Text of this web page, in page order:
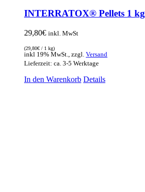
INTERRATOX® Pellets 1 kg
29,80€ inkl. MwSt
(29,80€ / 1 kg)
inkl 19% MwSt., zzgl. Versand
Lieferzeit: ca. 3-5 Werktage
In den Warenkorb Details